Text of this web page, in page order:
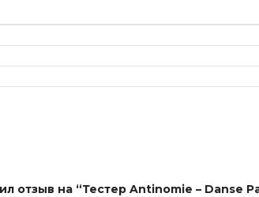
отзыв на “Тестер Antinomie – Danse